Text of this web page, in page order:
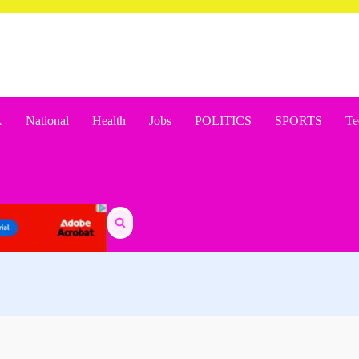
National Health Jobs POLITICS SPORTS
Search
for: